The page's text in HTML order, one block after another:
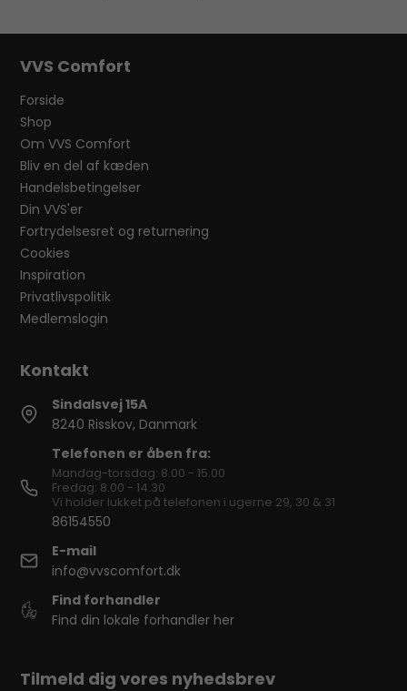
VVS Comfort
Forside
Shop
Om VVS Comfort
Bliv en del af kæden
Handelsbetingelser
Din VVS'er
Fortrydelsesret og returnering
Cookies
Inspiration
Privatlivspolitik
Medlemslogin
Sindalsvej 15A
8240 Risskov, Danmark
Telefonen er åben fra:
Mandag-torsdag: 8.00 - 15.00
Fredag: 8.00 - 14.30
Vi holder lukket på telefonen i ugerne 29, 30 & 31
86154550
E-mail
info@vvscomfort.dk
Find forhandler
Find din lokale forhandler her
Tilmeld dig vores nyhedsbrev